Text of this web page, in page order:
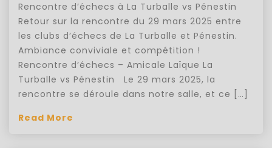
Rencontre d’échecs à La Turballe vs Pénestin
Retour sur la rencontre du 29 mars 2025 entre
les clubs d’échecs de La Turballe et Pénestin.
Ambiance conviviale et compétition !
Rencontre d’échecs – Amicale Laïque La
Turballe vs Pénestin Le 29 mars 2025, la
rencontre se déroule dans notre salle, et ce […]
Read More